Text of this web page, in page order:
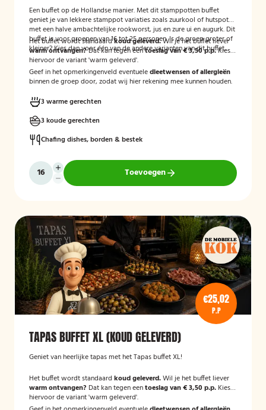
Een buffet op de Hollandse manier. Met dit stamppotten buffet
geniet je van lekkere stamppot variaties zoals zuurkool of hutspot
met een halve ambachtelijke rookworst, jus en zure ui en augurk. Dit
buffet is voor groepen van 16 tot 25 personen. Is de groep groter of
kleiner? Kies dan voor één van de andere varianten van dit buffet.
Het buffet wordt standaardkoud geleverd.Wil je het buffet liever
warm ontvangen?Dat kan tegen eentoeslag van € 3,50 p.p.Kies
hiervoor de variant 'warm geleverd'.
Geef in het opmerkingenveld eventueledieetwensen of allergieën
binnen de groep door, zodat wij hier rekening mee kunnen houden.
3 warme gerechten
3 koude gerechten
Chafing dishes, borden & bestek
Toevoegen
€25,02
P.P
TAPAS BUFFET XL (KOUD GELEVERD)
Geniet van heerlijke tapas met het Tapas buffet XL!
Het buffet wordt standaard koud geleverd.Wil je het buffet liever
warm ontvangen? Dat kan tegen eentoeslag van € 3,50 p.p. Kies
hiervoor de variant 'warm geleverd'.